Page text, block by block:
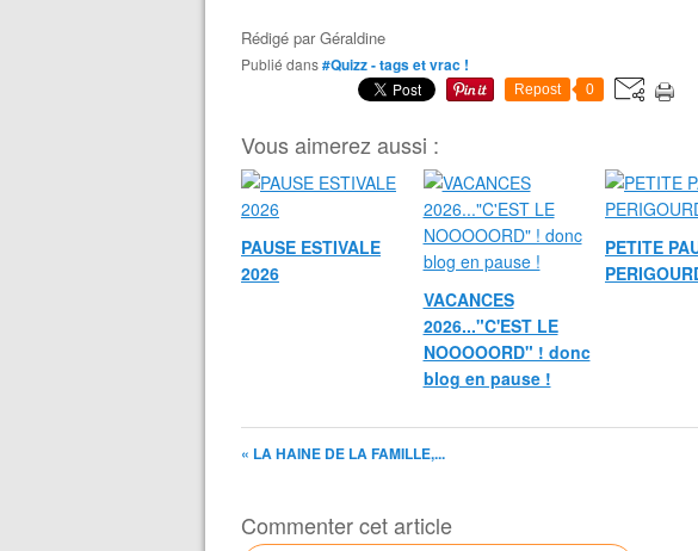
Rédigé parGéraldine
Publié dans#Quizz - tags et vrac !
Repost 0
Vous aimerez aussi :
PAUSE ESTIVALE
2026
VACANCES
2026..."C'EST LE
NOOOOORD" ! donc
blog en pause !
PETITE
« LA HAINE DE LA FAMILLE,...
Commenter cet article